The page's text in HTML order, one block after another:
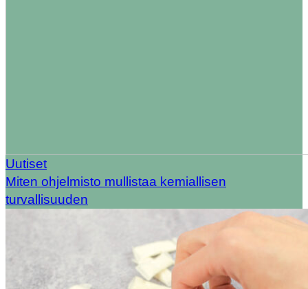
Uutiset
Miten ohjelmisto mullistaa kemiallisen
turvallisuuden